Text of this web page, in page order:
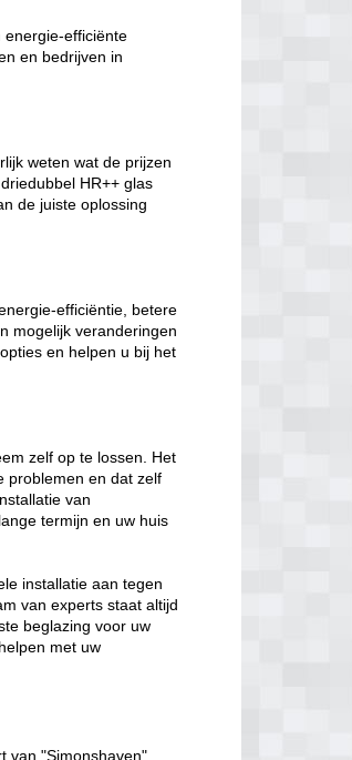
energie-efficiënte
en bedrijven in
weten wat de prijzen
HR++ glas
de juiste oplossing
efficiëntie, betere
mogelijk veranderingen
en helpen u bij het
zelf op te lossen. Het
problemen en dat zelf
van
termijn en uw huis
installatie aan tegen
van experts staat altijd
beglazing voor uw
met uw
van "Simonshaven".